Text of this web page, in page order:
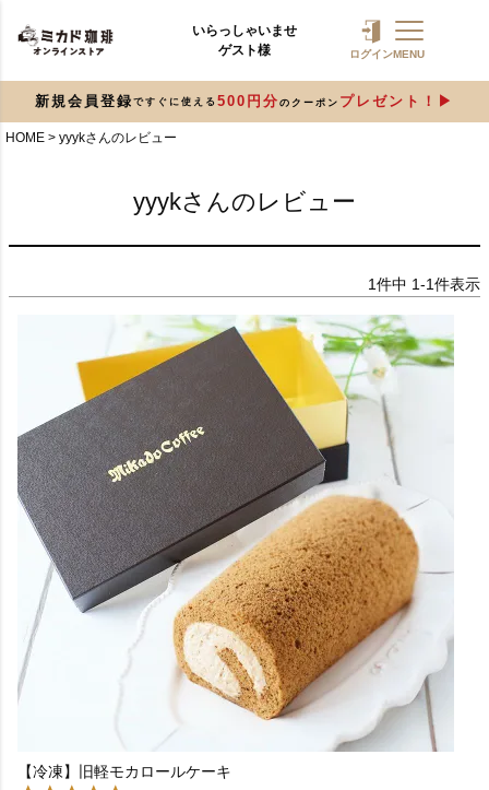
いらっしゃいませ
ゲスト様
ログインMENU
新規会員登録 ですぐに使える 500円分 のクーポン プレゼント！
HOME yyykさんのレビュー
yyykさんのレビュー
1件中 1-1件表示
【冷凍】旧軽モカロールケーキ